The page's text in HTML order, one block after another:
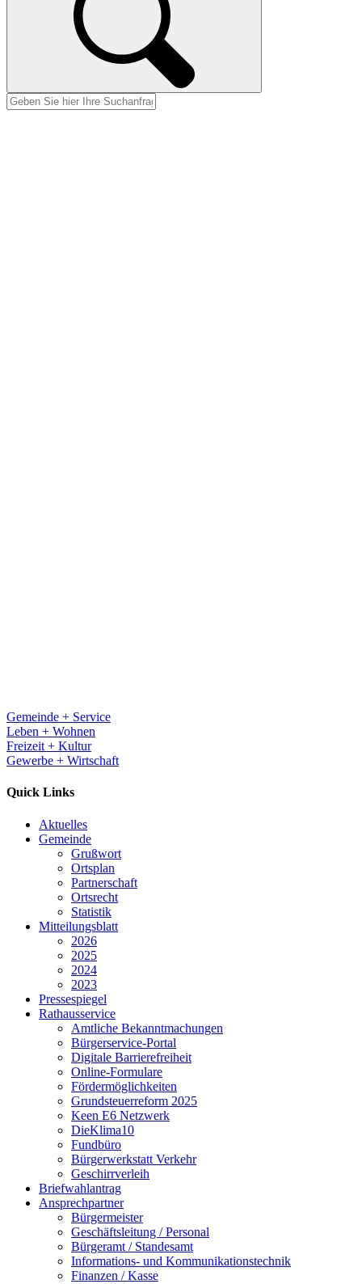
Gemeinde + Service
Leben + Wohnen
Freizeit + Kultur
Gewerbe + Wirtschaft
Quick Links
Aktuelles
Gemeinde
Grußwort
Ortsplan
Partnerschaft
Ortsrecht
Statistik
Mitteilungsblatt
2026
2025
2024
2023
Pressespiegel
Rathausservice
Amtliche Bekanntmachungen
Bürgerservice-Portal
Digitale Barrierefreiheit
Online-Formulare
Fördermöglichkeiten
Grundsteuerreform 2025
Keen E6 Netzwerk
DieKlima10
Fundbüro
Bürgerwerkstatt Verkehr
Geschirrverleih
Briefwahlantrag
Ansprechpartner
Bürgermeister
Geschäftsleitung / Personal
Bürgeramt / Standesamt
Informations- und Kommunikationstechnik
Finanzen / Kasse